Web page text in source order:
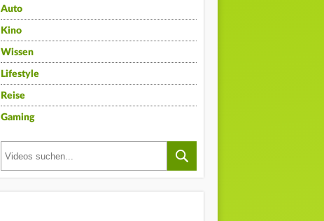
Auto
Kino
Wissen
Lifestyle
Reise
Gaming